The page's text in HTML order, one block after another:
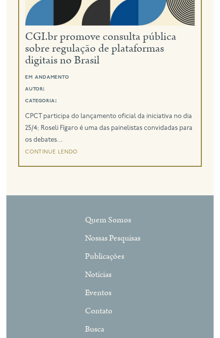
CGI.br promove consulta pública
sobre regulação de plataformas
digitais no Brasil
em andamento
autor:
categoria:
CPCT participa do lançamento oficial da iniciativa no dia
25/4; Roseli Fígaro é uma das painelistas convidadas para
os debates...
continue lendo
Quem Somos
Nossas Pesquisas
Publicações
Notícias
Eventos
Contato
Busca